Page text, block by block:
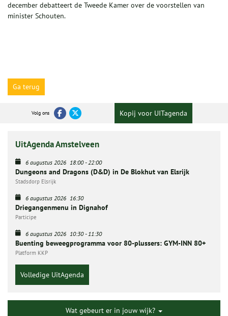
december debatteert de Tweede Kamer over de voorstellen van
minister Schouten.
Ga terug
Volg ons Kopij voor UITagenda
UitAgenda Amstelveen
6 augustus 2026 18:00-22:00
Dungeons and Dragons (D&D) in De Blokhut van Elsrijk
Stadsdorp Elsrijk
6 augustus 2026 16:30
Driegangenmenu in Dignahof
Participe
6 augustus 2026 10:30-11:30
Buenting beweegprogramma voor 80-plussers: GYM-INN 80+
Platform KKP
Volledige UitAgenda
Wat gebeurt er in jouw wijk?